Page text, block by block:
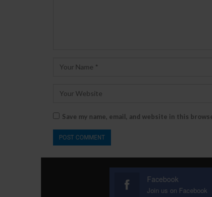
Save my name, email, and website in this
Facebook
Join us on Facebook